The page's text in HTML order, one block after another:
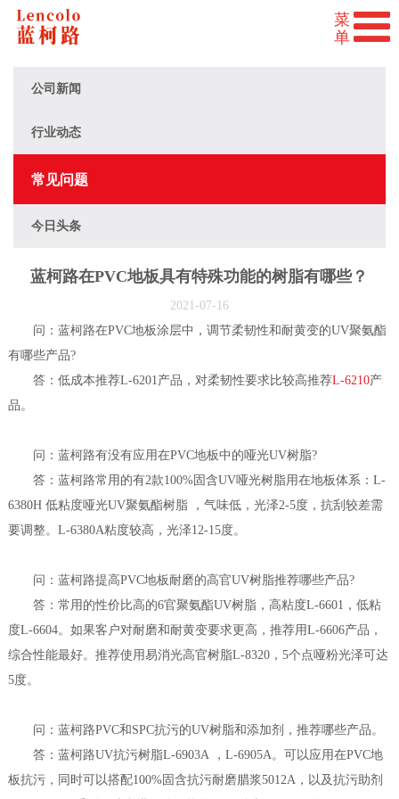
公司新闻
行业动态
常见问题
今日头条
蓝柯路在PVC地板具有特殊功能的树脂有哪些？
2021-07-16
问：蓝柯路在PVC地板涂层中，调节柔韧性和耐黄变的UV聚氨酯
有哪些产品?
答：低成本推荐L-6201产品，对柔韧性要求比较高推荐L-6210产
品。
问：蓝柯路有没有应用在PVC地板中的哑光UV树脂?
答：蓝柯路常用的有2款100%固含UV哑光树脂用在地板体系：L-
6380H 低粘度哑光UV聚氨酯树脂 ，气味低，光泽2-5度，抗刮较差需
要调整。L-6380A粘度较高，光泽12-15度。
问：蓝柯路提高PVC地板耐磨的高官UV树脂推荐哪些产品?
答：常用的性价比高的6官聚氨酯UV树脂，高粘度L-6601，低粘
度L-6604。如果客户对耐磨和耐黄变要求更高，推荐用L-6606产品，
综合性能最好。推荐使用易消光高官树脂L-8320，5个点哑粉光泽可达
5度。
问：蓝柯路PVC和SPC抗污的UV树脂和添加剂，推荐哪些产品。
答：蓝柯路UV抗污树脂L-6903A ，L-6905A。可以应用在PVC地
板抗污，同时可以搭配100%固含抗污耐磨腊浆5012A，以及抗污助剂